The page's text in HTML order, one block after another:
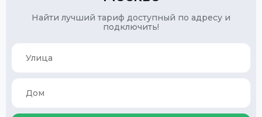
Найти лучший тариф доступный по адресу и
подключить!